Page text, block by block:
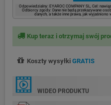
Odpowiedzialny: EYAROC COMPANY SL, Cel:
Odbiorcy zgody: Dane nie będą przekazywane
danych, a także inne prawa, jak
Kup teraz i otrzymaj swój
Koszty wysyłki GRATIS
WIDEO PRODUKTU